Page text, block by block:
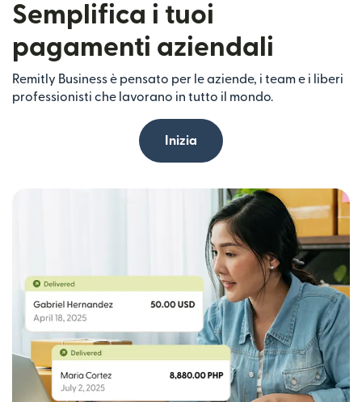
Semplifica i tuoi
pagamenti aziendali
Remitly Business è pensato per le aziende, i team e i liberi
professionisti che lavorano in tutto il mondo.
Inizia